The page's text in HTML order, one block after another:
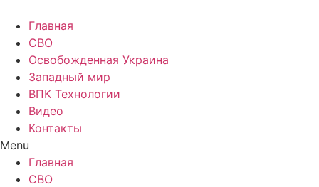
Главная
СВО
Освобожденная Украина
Западный мир
ВПК Технологии
Видео
Контакты
Menu
Главная
СВО